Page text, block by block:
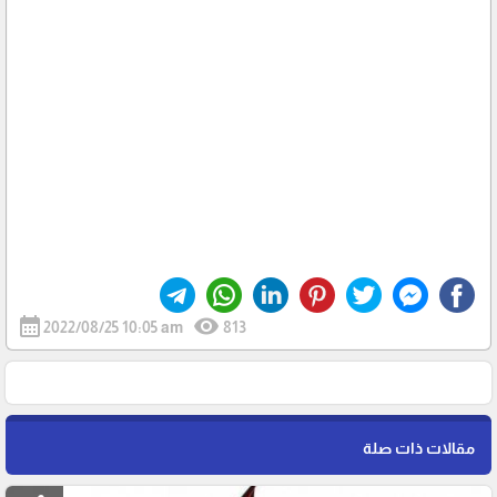
calendar_month2022/08/25 10:05 am visibility 813
مقالات ذات صلة